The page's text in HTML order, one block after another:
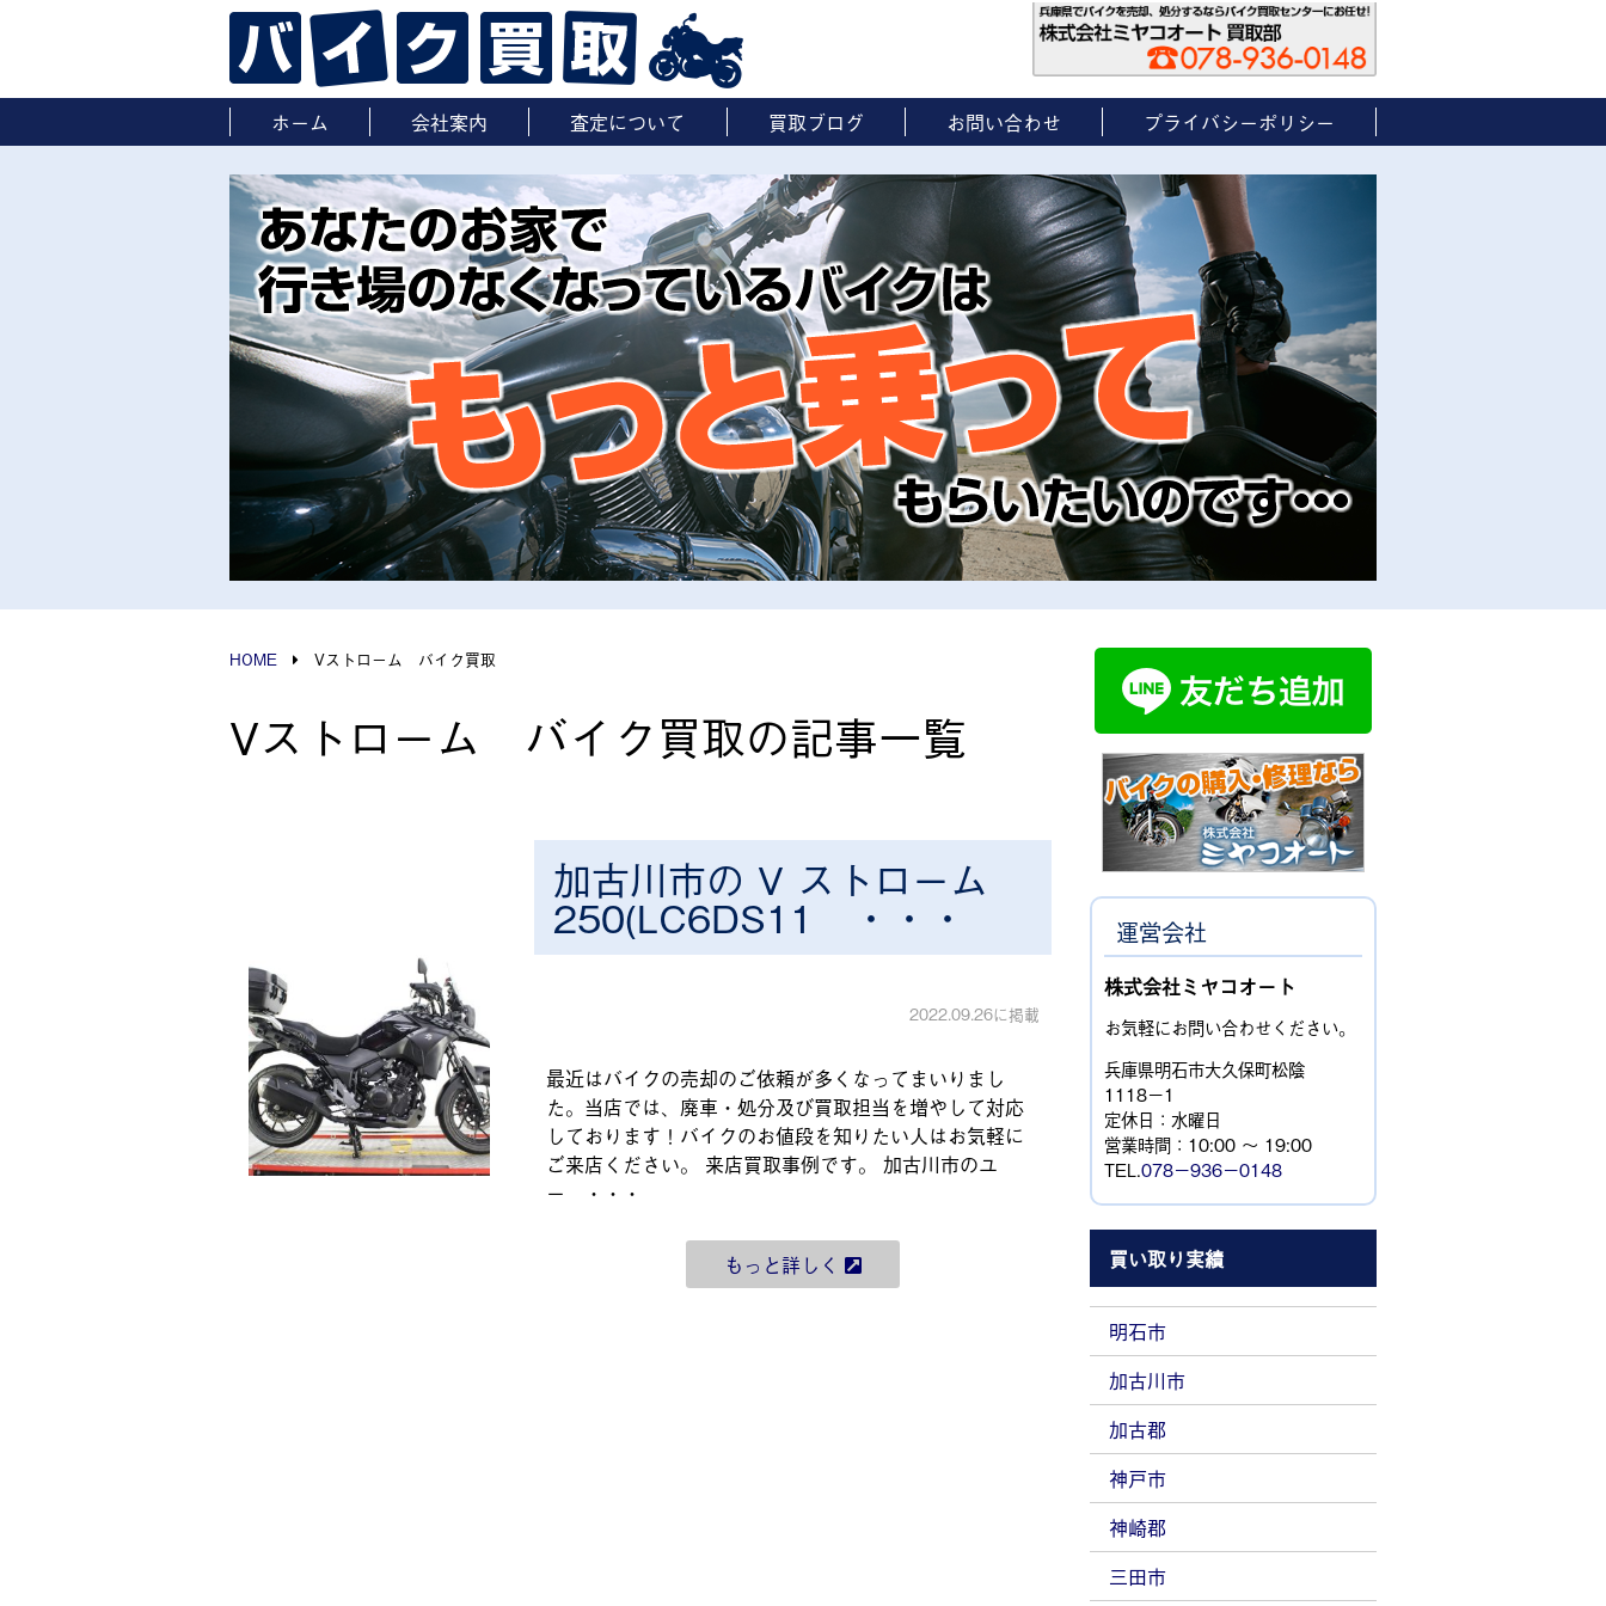
ホーム 会社案内 査定について 買取ブログ お問い合わせ プライバシーポリシー
HOME Vストローム バイク買取
Vストローム バイク買取の記事一覧
加古川市の V ストローム
250(LC6DS11 ・・・
2022.09.26に掲載
最近はバイクの売却のご依頼が多くなってまいりまし
た。当店では、廃車・処分及び買取担当を増やして対応
しております！バイクのお値段を知りたい人はお気軽に
ご来店ください。 来店買取事例です。 加古川市のユ
ー ・・・
もっと詳しく
運営会社
株式会社ミヤコオート
お気軽にお問い合わせください。
兵庫県明石市大久保町松陰
1118−1
定休日：水曜日
営業時間：10:00 ～ 19:00
TEL.078－936－0148
買い取り実績
明石市
加古川市
加古郡
神戸市
神崎郡
三田市